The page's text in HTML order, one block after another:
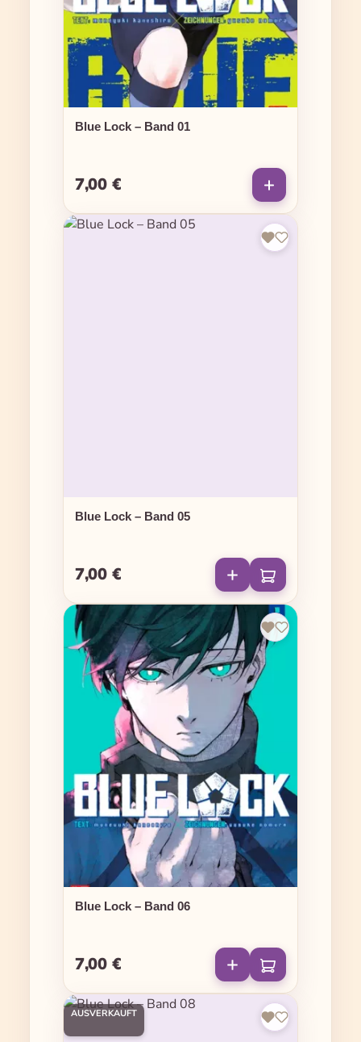
Blue Lock – Band 01
Regulärer Preis:
7,00 €
Blue Lock – Band 05
Regulärer Preis:
7,00 €
Blue Lock – Band 06
Regulärer Preis:
7,00 €
AUSVERKAUFT